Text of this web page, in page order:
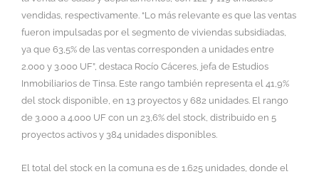
vendidas, respectivamente. “Lo más relevante es que las ventas
fueron impulsadas por el segmento de viviendas subsidiadas,
ya que 63,5% de las ventas corresponden a unidades entre
2.000 y 3.000 UF”, destaca Rocío Cáceres, jefa de Estudios
Inmobiliarios de Tinsa. Este rango también representa el 41,9%
del stock disponible, en 13 proyectos y 682 unidades. El rango
de 3.000 a 4.000 UF con un 23,6% del stock, distribuido en 5
proyectos activos y 384 unidades disponibles.
El total del stock en la comuna es de 1.625 unidades, donde el